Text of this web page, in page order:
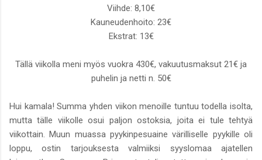
Viihde: 8,10€
Kauneudenhoito: 23€
Ekstrat: 13€
Tällä viikolla meni myös vuokra 430€, vakuutusmaksut 21€ ja
puhelin ja netti n. 50€
Hui kamala! Summa yhden viikon menoille tuntuu todella isolta,
mutta tälle viikolle osui paljon ostoksia, joita ei tule tehtyä
viikottain. Muun muassa pyykinpesuaine värilliselle pyykille oli
loppu, ostin tarjouksesta valmiiksi syyslomaa ajatellen